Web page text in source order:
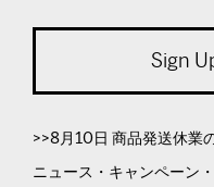
Sign
>>8月10日 商品発送休業
ニュース・キャンペーン